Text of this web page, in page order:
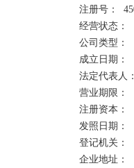
注册号：	450205000104903
经营状态：	存续
公司类型：	有限责任公司(自然人投资或控股)
成立日期：	2013-09-26
法定代表人：	何涛
营业期限：	2013-09-26 - 2034-09-25
注册资本：	100 万人民币
发照日期：	2015-05-04
登记机关：	柳州市工商行政管理局鱼峰区分局
企业地址：	柳州市柳石路26号3层